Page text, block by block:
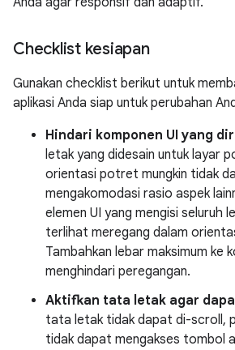
Checklist kesiapan
Gunakan checklist berikut untuk
aplikasi Anda siap untuk perubahan
Hindari komponen UI yang
letak yang didesain untuk layar
orientasi potret mungkin tidak
mengakomodasi rasio aspek
elemen UI yang mengisi seluruh
terlihat meregang dalam
Tambahkan lebar maksimum ke
menghindari peregangan.
Aktifkan tata letak agar
tata letak tidak dapat di-scroll,
tidak dapat mengakses tombol